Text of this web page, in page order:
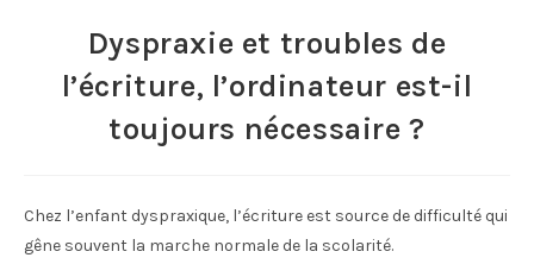
Dyspraxie et troubles de
l’écriture, l’ordinateur est-il
toujours nécessaire ?
Chez l’enfant dyspraxique, l’écriture est source de difficulté qui
gêne souvent la marche normale de la scolarité.